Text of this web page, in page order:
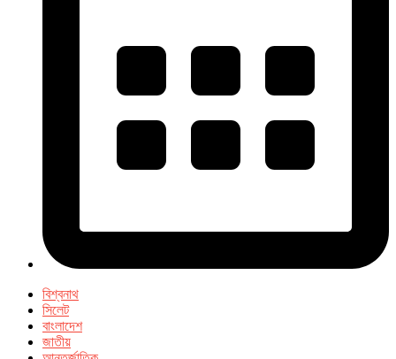
বিশ্বনাথ
সিলেট
বাংলাদেশ
জাতীয়